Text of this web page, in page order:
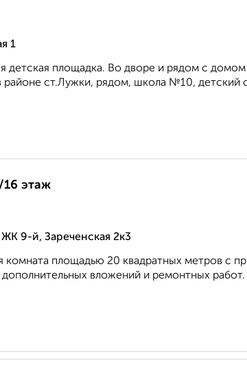
1
детская площадка. Во дворе и рядом с
ст.Лужки, рядом, школа №10, детский
16 этаж
9-й, Зареченская 2к3
комната площадью 20 квадратных метров с
дополнительных вложений и ремонтных работ.